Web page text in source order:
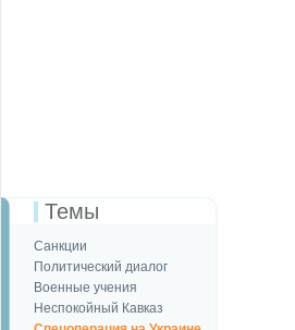
Темы
Санкции
Политический диалог
Военные учения
Неспокойный Кавказ